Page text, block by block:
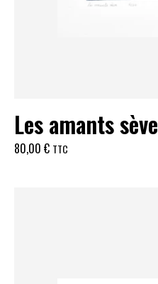
Les amants sève
80,00 € TTC